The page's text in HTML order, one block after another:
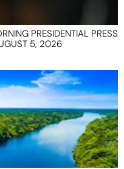
PRESIDENTIAL PRESS
5, 2026